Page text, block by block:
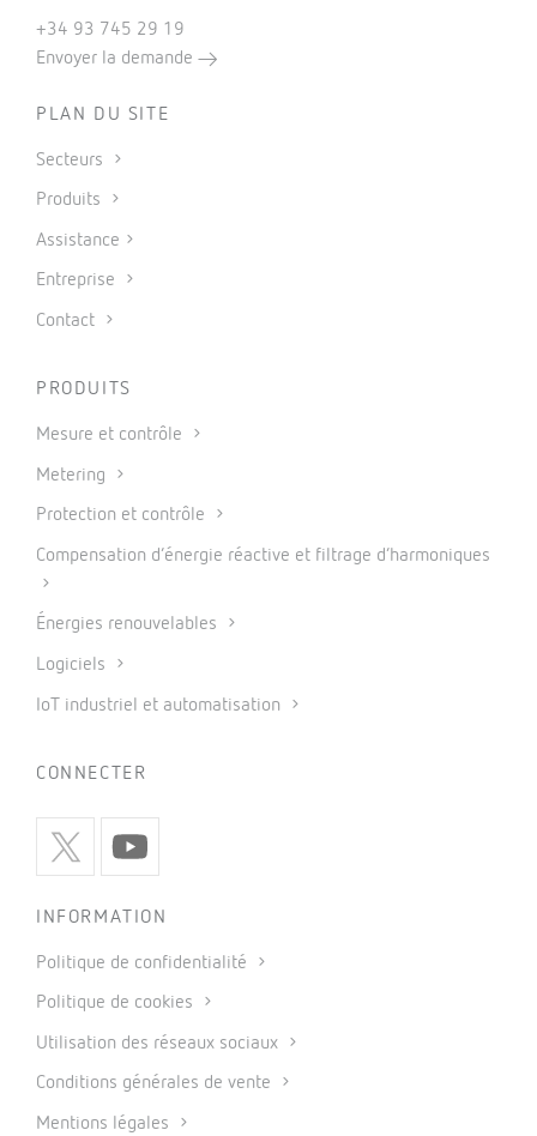
+34 93 745 29 19
Envoyer la demande
PLAN DU SITE
Secteurs
Produits
Assistance
Entreprise
Contact
PRODUITS
Mesure et contrôle
Metering
Protection et contrôle
Compensation d’énergie réactive et filtrage d’harmoniques
Énergies renouvelables
Logiciels
IoT industriel et automatisation
CONNECTER
INFORMATION
Politique de confidentialité
Politique de cookies
Utilisation des réseaux sociaux
Conditions générales de vente
Mentions légales